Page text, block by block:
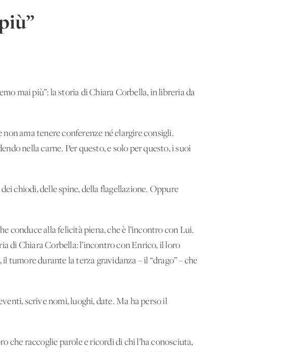
mai più”: la storia di Chiara Corbella, in libreria da
ama tenere conferenze né elargire consigli.
nella carne. Per questo, e solo per questo, i suoi
chiodi, delle spine, della flagellazione. Oppure
conduce alla felicità piena, che è l’incontro con Lui.
di Chiara Corbella: l’incontro con Enrico, il loro
durante la terza gravidanza – il “drago” – che
scrive nomi, luoghi, date. Ma ha perso il
che raccoglie parole e ricordi di chi l’ha conosciuta,